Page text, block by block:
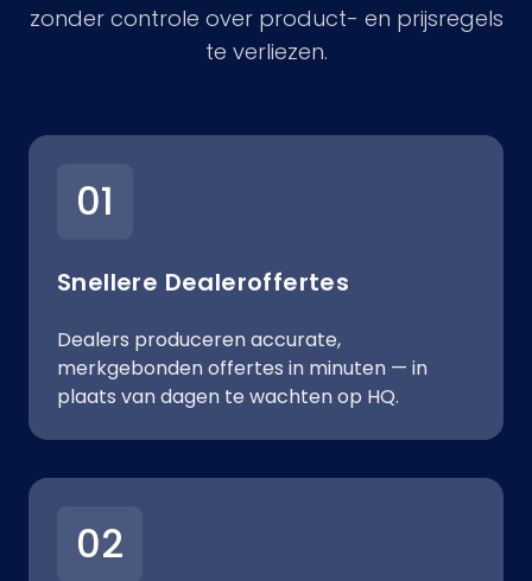
zonder controle over product- en prijsregels
te verliezen.
01
Snellere Dealeroffertes
Dealers produceren accurate,
merkgebonden offertes in minuten — in
plaats van dagen te wachten op HQ.
02